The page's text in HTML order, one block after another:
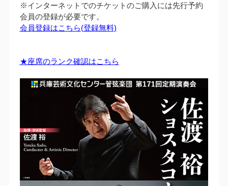
※インターネットでのチケットのご購入には先行予約
会員の登録が必要です。
会員登録はこちら(登録無料)
★座席のランク確認はこちら